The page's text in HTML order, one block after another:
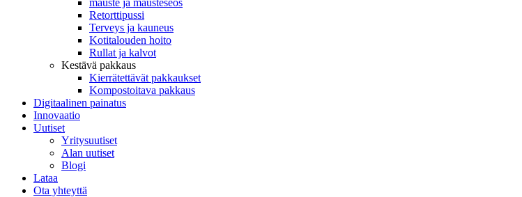
mauste ja mausteseos
Retorttipussi
Terveys ja kauneus
Kotitalouden hoito
Rullat ja kalvot
Kestävä pakkaus
Kierrätettävät pakkaukset
Kompostoitava pakkaus
Digitaalinen painatus
Innovaatio
Uutiset
Yritysuutiset
Alan uutiset
Blogi
Lataa
Ota yhteyttä